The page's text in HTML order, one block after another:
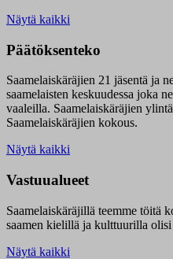
Näytä kaikki
Päätöksenteko
Saamelaiskäräjien 21 jäsentä ja
saamelaisten keskuudessa joka
vaaleilla. Saamelaiskäräjien
Saamelaiskäräjien kokous.
Näytä kaikki
Vastuualueet
Saamelaiskäräjillä teemme töitä
saamen kielillä ja kulttuurilla
Näytä kaikki